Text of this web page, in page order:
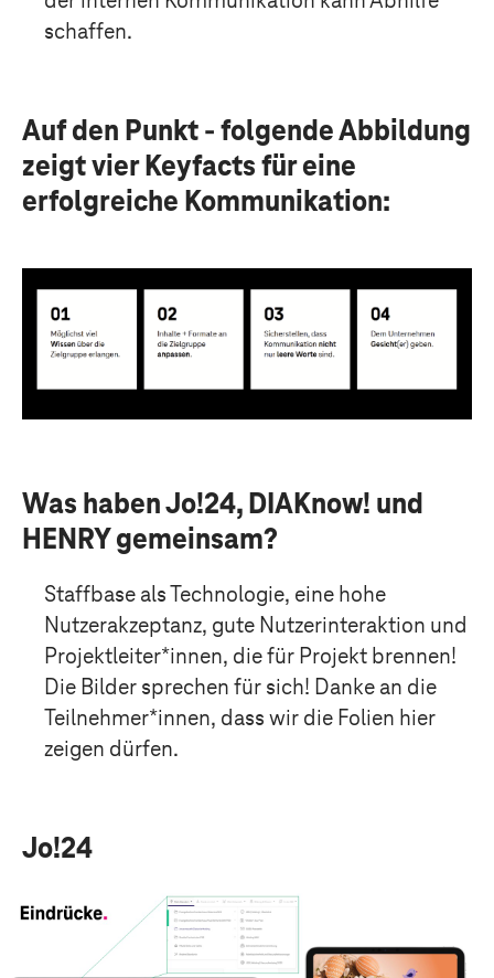
schaffen.
Auf den Punkt - folgende Abbildung
zeigt vier Keyfacts für eine
erfolgreiche Kommunikation:
Was haben Jo!24, DIAKnow! und
HENRY gemeinsam?
Staffbaseals Technologie, einehohe
Nutzerakzeptanz, guteNutzerinteraktion und
Projektleiter*innen, die für Projekt brennen!
Die Bilder sprechen für sich! Danke an die
Teilnehmer*innen, dass wir die Folien hier
zeigen dürfen.
Jo!24